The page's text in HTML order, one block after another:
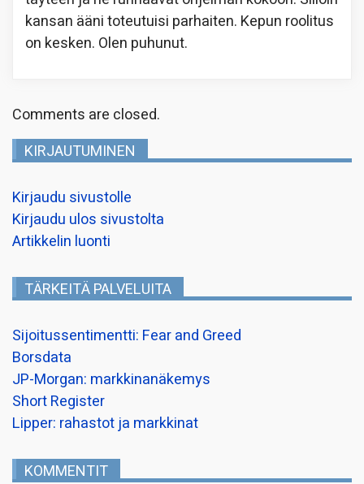
kansan ääni toteutuisi parhaiten. Kepun roolitus
on kesken. Olen puhunut.
Comments are closed.
KIRJAUTUMINEN
Kirjaudu sivustolle
Kirjaudu ulos sivustolta
Artikkelin luonti
TÄRKEITÄ PALVELUITA
Sijoitussentimentti: Fear and Greed
Borsdata
JP-Morgan: markkinanäkemys
Short Register
Lipper: rahastot ja markkinat
KOMMENTIT